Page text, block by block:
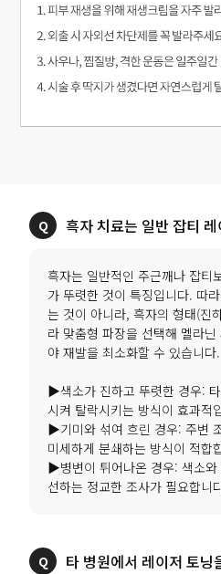
흑자 치료는 일반 잡티
흑자는 일반적인 주근깨나 잡티
가 뚜렷한 것이 특징입니다. 따
는 것이 아니라, 흑자의 형태(진
라 맞춤형 파장을 선택해 멜라
야 재발을 최소화할 수 있습니다.
▶색소가 진하고 뚜렷한 경우:
시켜 탈락시키는 방식이 효과적
▶기미와 섞여 흐린 경우: 주변
미세하게 분쇄하는 방식이 적합
▶병변이 튀어나온 경우: 색소와
선하는 정교한 조사가 필요합니
타 병원에서 레이저 토